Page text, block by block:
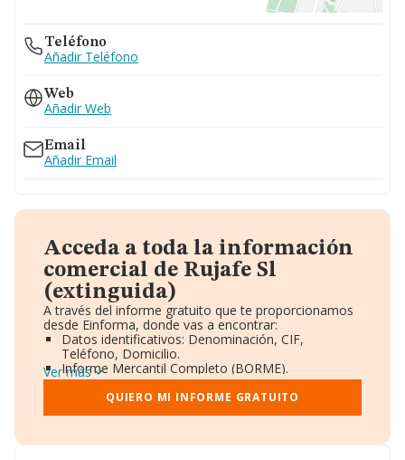
Teléfono
Añadir Teléfono
Web
Añadir Web
Email
Añadir Email
Acceda a toda la información
comercial de Rujafe Sl
(extinguida)
A través del informe gratuito que te proporcionamos
desde Einforma, donde vas a encontrar:
Datos identificativos: Denominación, CIF,
Teléfono, Domicilio.
Informe Mercantil Completo (BORME).
Gráficos de Evolución Ventas y Empleados.
Consejo de Administración y Administradores.
Directivos y Ejecutivos.
Ver más
QUIERO MI INFORME GRATUITO